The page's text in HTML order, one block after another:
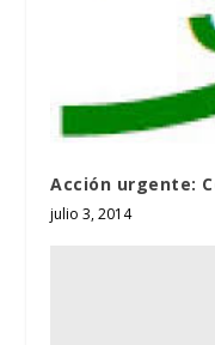
Acción urgente:
julio 3, 2014